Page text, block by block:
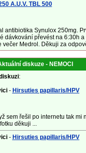
A.U.V. TBL 500
antibiotika Synulox 250mg.
dávkování převést na 6:30h
Medrol. Děkuji za
diskuze - NEMOCI
:
- Hirsuties papillaris/HPV
sem řešil po internetu tak mi
děkuji ...
- Hirsuties papillaris/HPV